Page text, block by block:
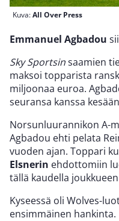
Kuva:All Over Press
Emmanuel Agbadou
Sky Sportsinsaamien
maksoi topparista
miljoonaa euroa.
seuransa kanssa
Norsunluurannikon A-
Agbadou ehti pelata
vuoden ajan. Toppari
Elsnerin ehdottomiin
tällä kaudella
Kyseessä oli Wolves-
ensimmäinen hankinta.